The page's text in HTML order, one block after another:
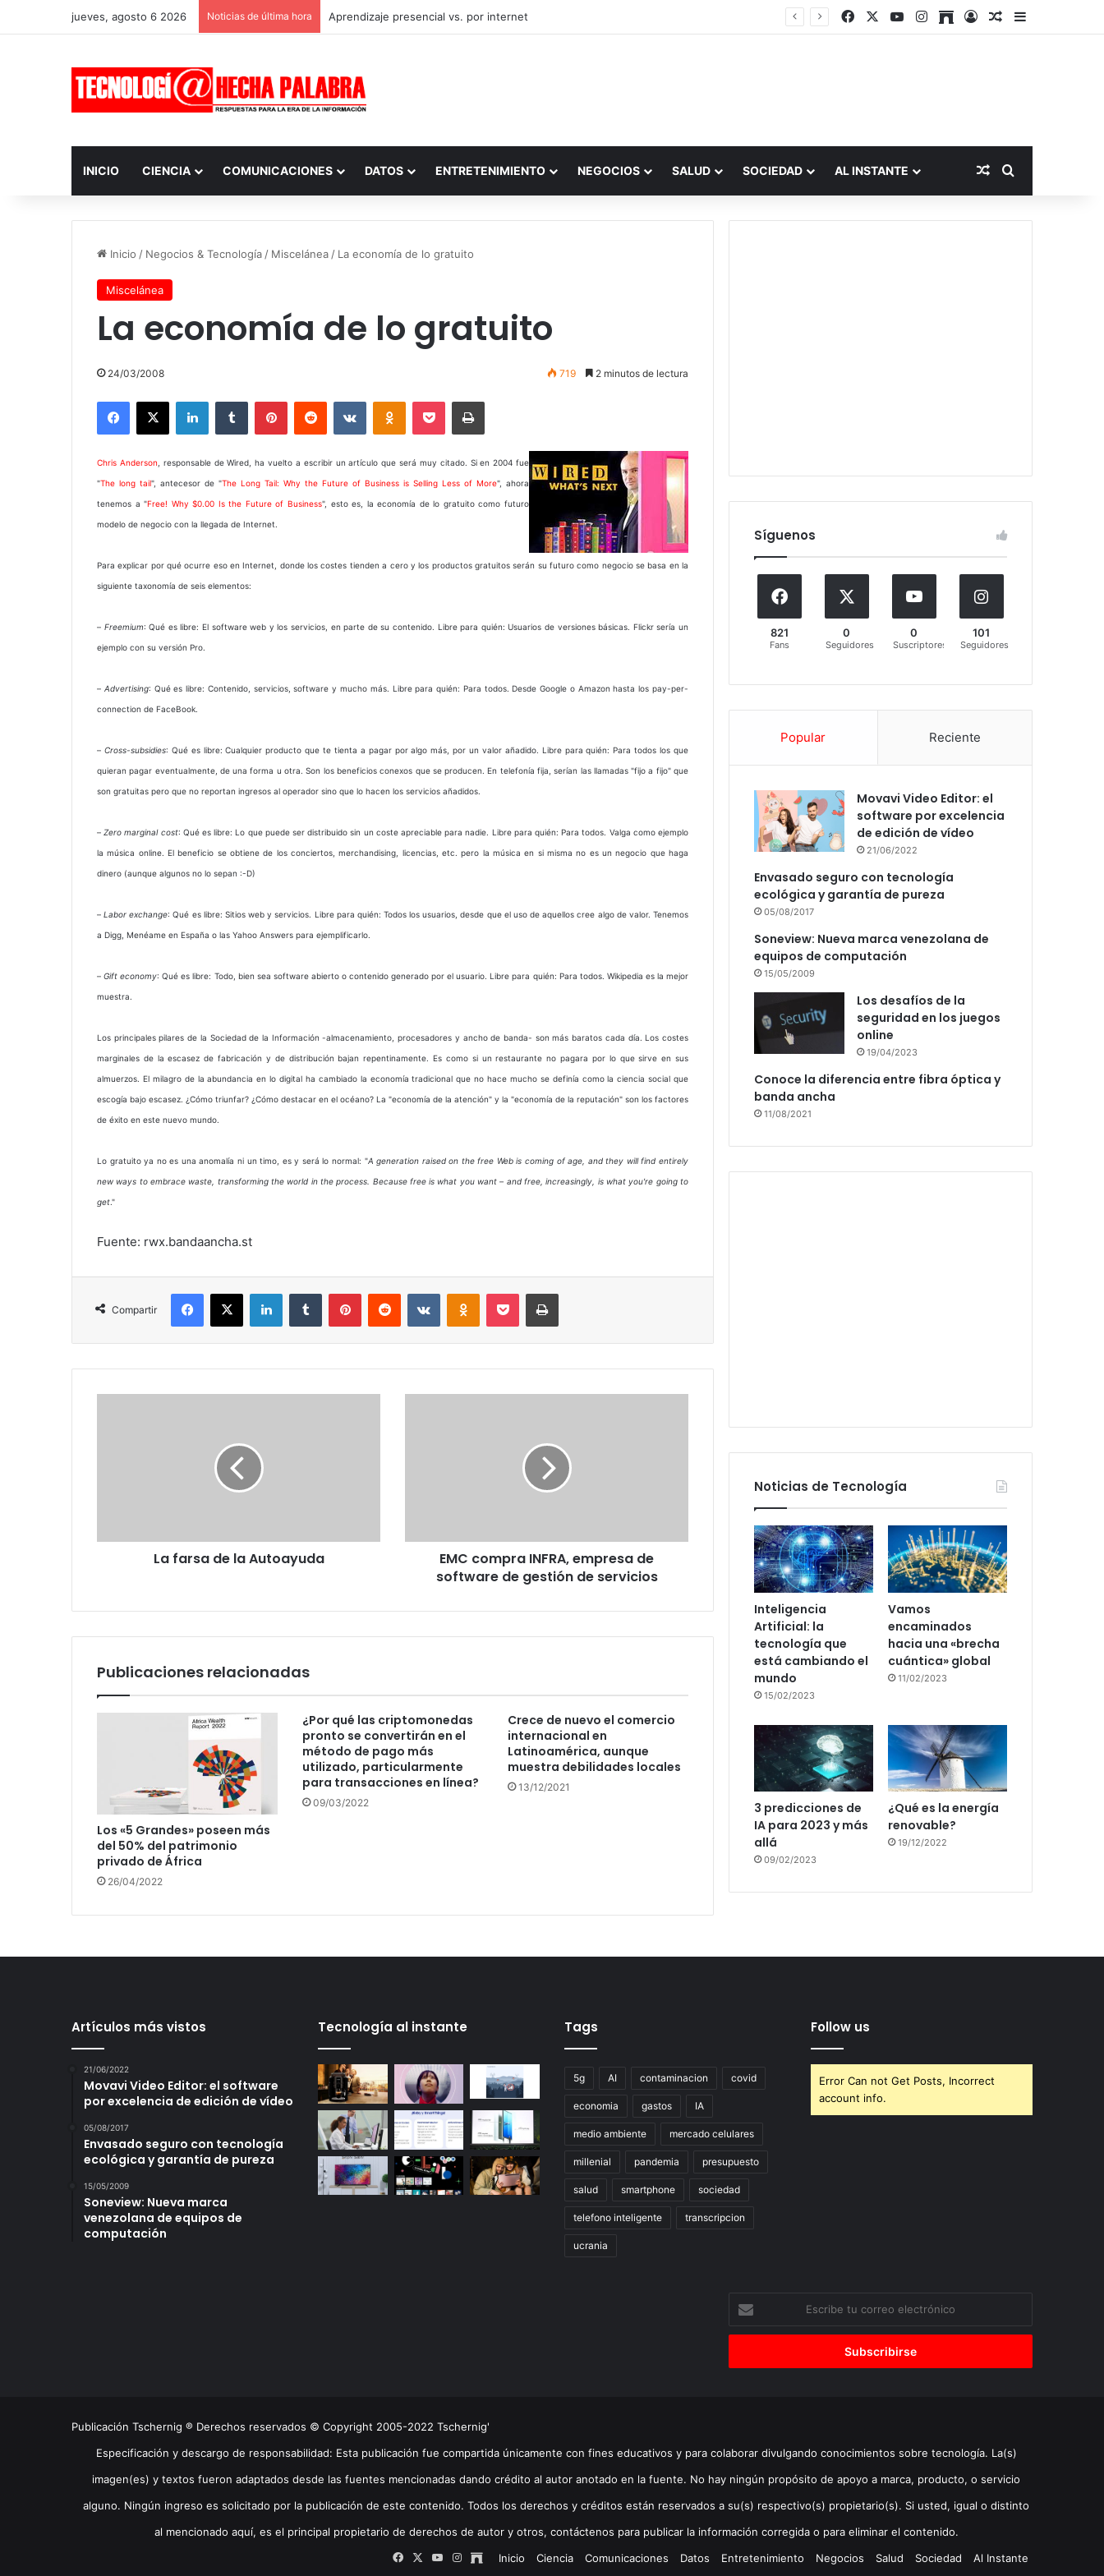
jueves, agosto 6 2026 Noticias de última hora Aprendizaje presencial vs. por internet FacebookYouTubeInstagram
ArchiveAccesoPublicación al
Barra lateral
INICIO CIENCIA COMUNICACIONES DATOS ENTRETENIMIENTO NEGOCIOS SALUD SOCIEDAD AL INSTANTE Publicación al
Buscar por
Inicio / Negocios & Tecnología / Miscelánea / La economía de lo gratuito
Miscelánea
La economía de lo gratuito
24/03/2008 719 2 minutos de lectura
Facebook
X LinkedInTumblr PinterestReddit VKontakteOdnoklassniki
Pocket Imprimir
Chris Anderson , responsable de Wired, ha vuelto a escribir un artículo que será muy citado. Si en 2004 fue
"The long tail", antecesor de "The Long Tail: Why the Future of Business is Selling Less of More", ahora
tenemos a "Free! Why $0.00 Is the Future of Business", esto es, la economía de lo gratuito como futuro
modelo de negocio con la llegada de Internet.
Para explicar por qué ocurre eso en Internet, donde los costes tienden a cero y los productos gratuitos serán su futuro como negocio se basa en la
siguiente taxonomía de seis elementos:
– Freemium: Qué es libre: El software web y los servicios, en parte de su contenido. Libre para quién: Usuarios de versiones básicas. Flickr sería un
ejemplo con su versión Pro.
– Advertising: Qué es libre: Contenido, servicios, software y mucho más. Libre para quién: Para todos. Desde Google o Amazon hasta los pay-per-
connection de FaceBook.
– Cross-subsidies: Qué es libre: Cualquier producto que te tienta a pagar por algo más, por un valor añadido. Libre para quién: Para todos los que
quieran pagar eventualmente, de una forma u otra. Son los beneficios conexos que se producen. En telefonía fija, serían las llamadas "fijo a fijo" que
son gratuitas pero que no reportan ingresos al operador sino que lo hacen los servicios añadidos.
– Zero marginal cost: Qué es libre: Lo que puede ser distribuido sin un coste apreciable para nadie. Libre para quién: Para todos. Valga como ejemplo
la música online. El beneficio se obtiene de los conciertos, merchandising, licencias, etc. pero la música en si misma no es un negocio que haga
dinero (aunque algunos no lo sepan :-D)
–Labor exchange: Qué es libre: Sitios web y servicios. Libre para quién: Todos los usuarios, desde que el uso de aquellos cree algo de valor. Tenemos
a Digg, Menéame en España o las Yahoo Answers para ejemplificarlo.
–Gift economy: Qué es libre: Todo, bien sea software abierto o contenido generado por el usuario. Libre para quién: Para todos. Wikipedia es la mejor
muestra.
Los principales pilares de la Sociedad de la Información -almacenamiento, procesadores y ancho de banda- son más baratos cada día. Los costes
marginales de la escasez de fabricación y de distribución bajan repentinamente. Es como si un restaurante no pagara por lo que sirve en sus
almuerzos. El milagro de la abundancia en lo digital ha cambiado la economía tradicional que no hace mucho se definía como la ciencia social que
escogía bajo escasez. ¿Cómo triunfar? ¿Cómo destacar en el océano? La "economía de la atención" y la "economía de la reputación" son los factores
de éxito en este nuevo mundo.
Lo gratuito ya no es una anomalía ni un timo, es y será lo normal: "A generation raised on the free Web is coming of age, and they will find entirely
new ways to embrace waste, transforming the world in the process. Because free is what you want – and free, increasingly, is what you're going to
get."
Fuente: rwx.bandaancha.st
Compartir
Facebook
X LinkedInTumblr PinterestReddit VKontakteOdnoklassniki
Pocket Imprimir
La farsa de la Autoayuda
de
serviciosEMC compra INFRA, empresa de
software de gestión de servicios
Publicaciones relacionadas
Los «5 Grandes» poseen más
del 50% del patrimonio
privado de África
26/04/2022
¿Por qué las criptomonedas
pronto se convertirán en el
método de pago más
utilizado, particularmente
para transacciones en línea?
09/03/2022
Crece de nuevo el comercio
internacional en
Latinoamérica, aunque
muestra debilidades locales
13/12/2021
Síguenos
821
Fans
0
Seguidores
0
Suscriptores
101
Seguidores
Popular Reciente
Movavi Video Editor: el
software por excelencia
de edición de vídeo
21/06/2022
Envasado seguro con tecnología
ecológica y garantía de pureza
05/08/2017
Soneview: Nueva marca venezolana de
equipos de computación
15/05/2009
Los desafíos de la
seguridad en los juegos
online
19/04/2023
Conoce la diferencia entre fibra óptica y
banda ancha
11/08/2021
Noticias de Tecnología
Inteligencia
Artificial: la
tecnología que
está cambiando el
mundo
15/02/2023
Vamos
encaminados
hacia una «brecha
cuántica» global
11/02/2023
3 predicciones de
IA para 2023 y más
allá
09/02/2023
¿Qué es la energía
renovable?
19/12/2022
Artículos más vistos
21/06/2022
Movavi Video Editor: el software
por excelencia de edición de vídeo
05/08/2017
Envasado seguro con tecnología
ecológica y garantía de pureza
15/05/2009
Soneview: Nueva marca
venezolana de equipos de
computación
Tecnología al instante Tags
5g AI contaminacion covid
economia gastos IA
medio ambiente mercado celulares
millenial pandemia presupuesto
salud smartphone sociedad
telefono inteligente transcripcion
ucrania
Follow us
Error Can not Get Posts, Incorrect
account info.
correo
Publicación Tschernig ® Derechos reservados © Copyright 2005-2022 Tschernig'
Especificación y descargo de responsabilidad: Esta publicación fue compartida únicamente con fines educativos y para colaborar divulgando conocimientos sobre tecnología. La(s)
imagen(es) y textos fueron adaptados desde las fuentes mencionadas dando crédito al autor anotado en la fuente. No hay ningún propósito de apoyo a marca, producto, o servicio
alguno. Ningún ingreso es solicitado por la publicación de este contenido. Todos los derechos y créditos están reservados a su(s) respectivo(s) propietario(s). Si usted, igual o distinto
al mencionado aquí, es el principal propietario de derechos de autor y otros, contáctenos para publicar la información corregida o para eliminar el contenido.
Inicio
Ciencia Comunicaciones Datos Entretenimiento Negocios Salud Sociedad Al Instante
Facebook
X YouTube
Instagram
Archive